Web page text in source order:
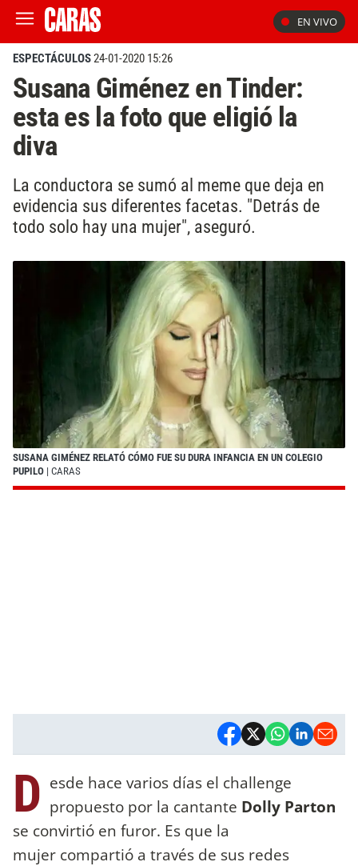
EN VIVO
ESPECTÁCULOS24-01-2020 15:26
Susana Giménez en Tinder:
esta es la foto que eligió la
diva
La conductora se sumó al meme que deja en
evidencia sus diferentes facetas. "Detrás de
todo solo hay una mujer", aseguró.
SUSANA GIMÉNEZ RELATÓ CÓMO FUE SU DURA INFANCIA EN UN COLEGIO
PUPILO | CARAS
D esde hace varios días el challenge
propuesto por la cantante Dolly Parton
se convirtió en furor. Es que la
mujer compartió a través de sus redes